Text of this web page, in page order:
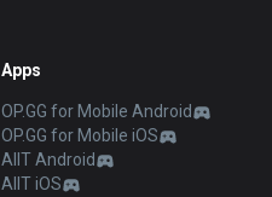
Apps
OP.GG for Mobile Android
OP.GG for Mobile iOS
AllT Android
AllT iOS